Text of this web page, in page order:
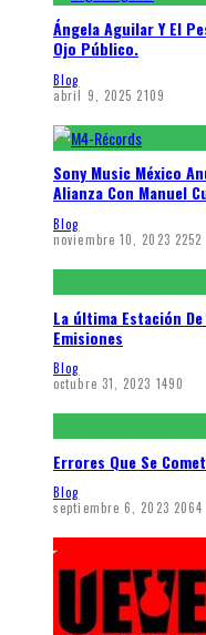
Ángela Aguilar Y El
Ojo Público.
Blog
abril 9, 2025 2109
Sony Music México
Alianza Con Manuel
Blog
noviembre 10, 2023 2252
La última Estación
Emisiones
Blog
octubre 31, 2023 1490
Errores Que Se
Blog
septiembre 6, 2023 2064